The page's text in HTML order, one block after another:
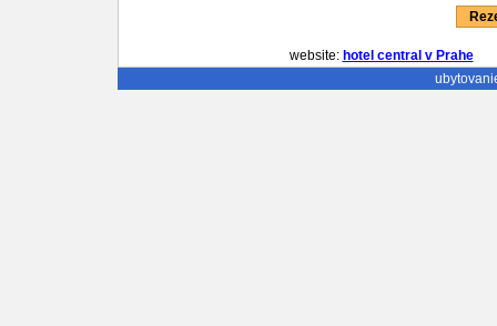
website: hotel central v Prahe